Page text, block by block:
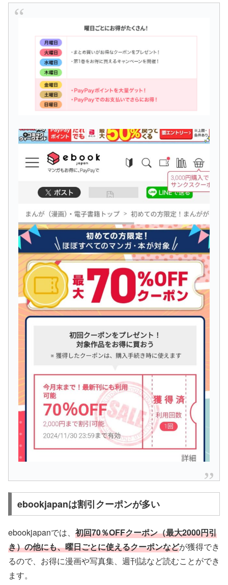
ebookjapanは割引クーポンが多い
ebookjapanでは、 初回70％OFFクーポン（最大2000円引
き）の他にも、曜日ごとに使えるクーポンなどが獲得でき
るので、お得に漫画や写真集、週刊誌など読むことができ
ます。